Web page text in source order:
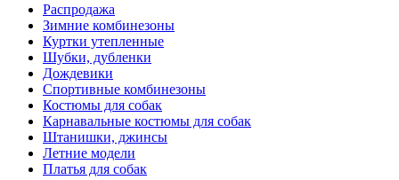
Распродажа
Зимние комбинезоны
Куртки утепленные
Шубки, дубленки
Дождевики
Спортивные комбинезоны
Костюмы для собак
Карнавальные костюмы для собак
Штанишки, джинсы
Летние модели
Платья для собак